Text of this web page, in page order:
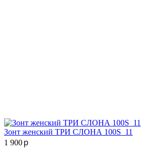
Зонт женский ТРИ СЛОНА 100S_11
1 900p